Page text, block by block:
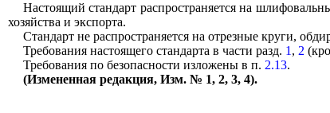
Настоящий стандарт распространяется на
хозяйства и экспорта.
Стандарт не распространяется на отрезные круги,
Требования настоящего стандарта в части разд. 1 , 2
Требования по безопасности изложены в п. 2.13.
(Измененная редакция, Изм. № 1, 2, 3, 4).